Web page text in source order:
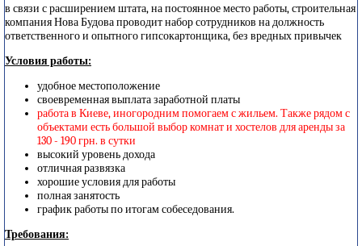
в связи с расширением штата, на постоянное место работы, строительная
компания Нова Будова проводит набор сотрудников на должность
ответственного и опытного гипсокартонщика, без вредных привычек
Условия работы:
удобное местоположение
своевременная выплата заработной платы
работа в Киеве, иногородним помогаем с жильем. Также рядом с
объектами есть большой выбор комнат и хостелов для аренды за
130 - 190 грн. в сутки
высокий уровень дохода
отличная развязка
хорошие условия для работы
полная занятость
график работы по итогам собеседования.
Требования: